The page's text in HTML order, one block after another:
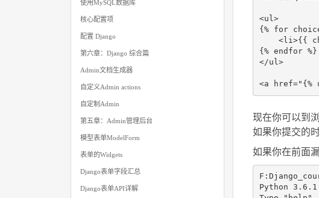
<ul>
{% for
<li>{{
</ul>
<a href="{%
现在你可以到
如果你提交的
如果你在前面
F :
Python
3.6 . 1
使用MySQL数据库
核心配置项
配置 Django
第六章：Django 综合篇
Admin文档生成器
自定义Admin actions
自定制Admin
第五章：Admin管理后台
模型表单ModelForm
表单的Widgets
Django表单字段汇总
Django表单API详解